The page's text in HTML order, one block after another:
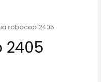
robocop 2405
2405